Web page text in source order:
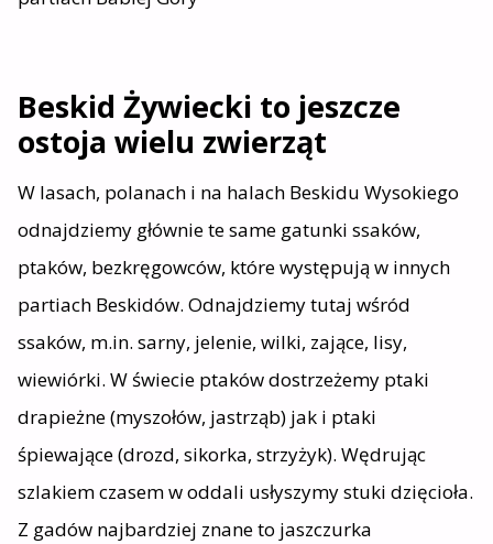
Beskid Żywiecki to jeszcze
ostoja wielu zwierząt
W lasach, polanach i na halach Beskidu Wysokiego
odnajdziemy głównie te same gatunki ssaków,
ptaków, bezkręgowców, które występują w innych
partiach Beskidów. Odnajdziemy tutaj wśród
ssaków, m.in. sarny, jelenie, wilki, zające, lisy,
wiewiórki. W świecie ptaków dostrzeżemy ptaki
drapieżne (myszołów, jastrząb) jak i ptaki
śpiewające (drozd, sikorka, strzyżyk). Wędrując
szlakiem czasem w oddali usłyszymy stuki dzięcioła.
Z gadów najbardziej znane to jaszczurka